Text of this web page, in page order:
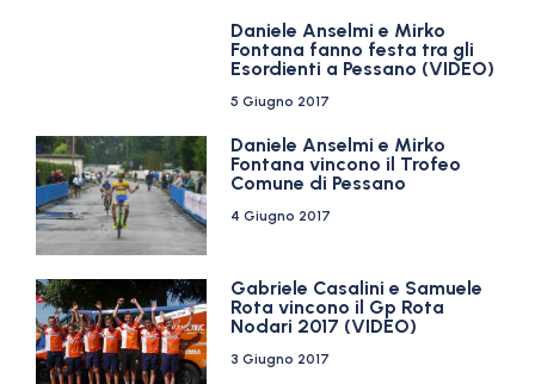
Daniele Anselmi e Mirko
Fontana fanno festa tra gli
Esordienti a Pessano (VIDEO)
5 Giugno 2017
Daniele Anselmi e Mirko
Fontana vincono il Trofeo
Comune di Pessano
4 Giugno 2017
Gabriele Casalini e Samuele
Rota vincono il Gp Rota
Nodari 2017 (VIDEO)
3 Giugno 2017